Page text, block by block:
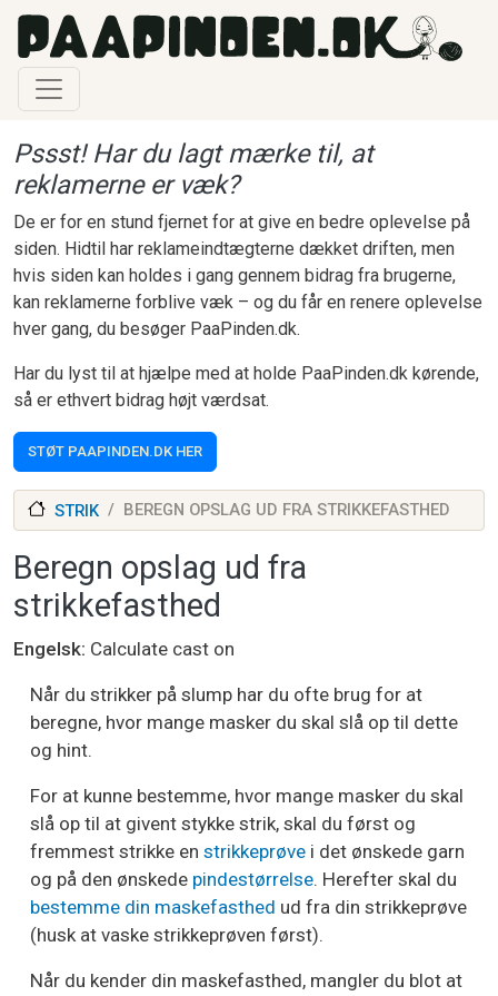
Gå til hovedindhold
Pssst! Har du lagt mærke til, at
reklamerne er væk?
De er for en stund fjernet for at give en bedre oplevelse på
siden. Hidtil har reklameindtægterne dækket driften, men
hvis siden kan holdes i gang gennem bidrag fra brugerne,
kan reklamerne forblive væk – og du får en renere oplevelse
hver gang, du besøger PaaPinden.dk.
Har du lyst til at hjælpe med at holde PaaPinden.dk kørende,
så er ethvert bidrag højt værdsat.
STØT PAAPINDEN.DK HER
STRIK BEREGN OPSLAG UD FRA STRIKKEFASTHED
Beregn opslag ud fra
strikkefasthed
Engelsk Calculate cast on
Når du strikker på slump har du ofte brug for at
beregne, hvor mange masker du skal slå op til dette
og hint.
For at kunne bestemme, hvor mange masker du skal
slå op til at givent stykke strik, skal du først og
fremmest strikke en strikkeprøve i det ønskede garn
og på den ønskede pindestørrelse. Herefter skal du
bestemme din maskefasthed ud fra din strikkeprøve
(husk at vaske strikkeprøven først).
Når du kender din maskefasthed, mangler du blot at